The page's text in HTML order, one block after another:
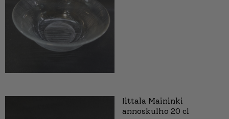
Iittala Maininki
annoskulho 20 cl